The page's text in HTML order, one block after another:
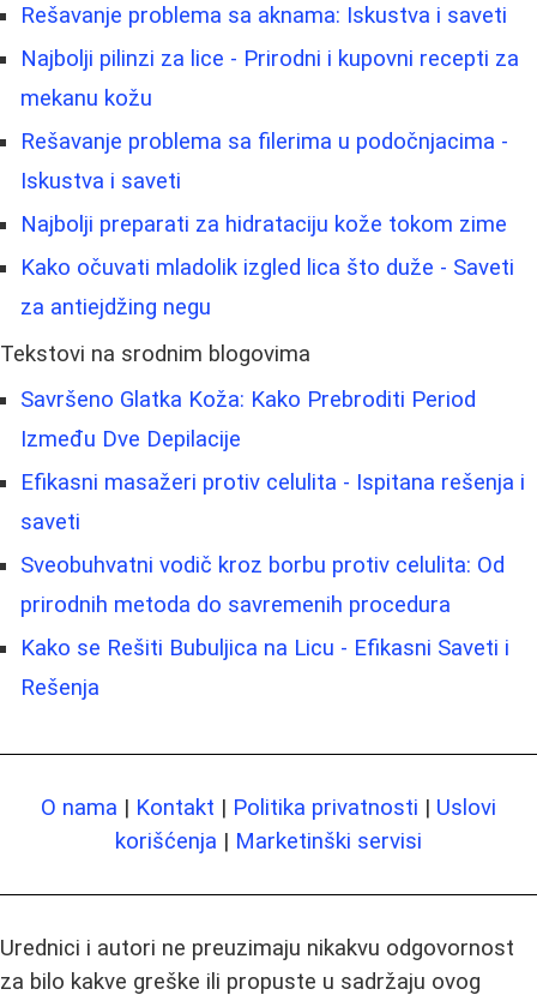
Rešavanje problema sa aknama: Iskustva i saveti
Najbolji pilinzi za lice - Prirodni i kupovni recepti za
mekanu kožu
Rešavanje problema sa filerima u podočnjacima -
Iskustva i saveti
Najbolji preparati za hidrataciju kože tokom zime
Kako očuvati mladolik izgled lica što duže - Saveti
za antiejdžing negu
Tekstovi na srodnim blogovima
Savršeno Glatka Koža: Kako Prebroditi Period
Između Dve Depilacije
Efikasni masažeri protiv celulita - Ispitana rešenja i
saveti
Sveobuhvatni vodič kroz borbu protiv celulita: Od
prirodnih metoda do savremenih procedura
Kako se Rešiti Bubuljica na Licu - Efikasni Saveti i
Rešenja
O nama | Kontakt | Politika privatnosti | Uslovi
korišćenja | Marketinški servisi
Urednici i autori ne preuzimaju nikakvu odgovornost
za bilo kakve greške ili propuste u sadržaju ovog